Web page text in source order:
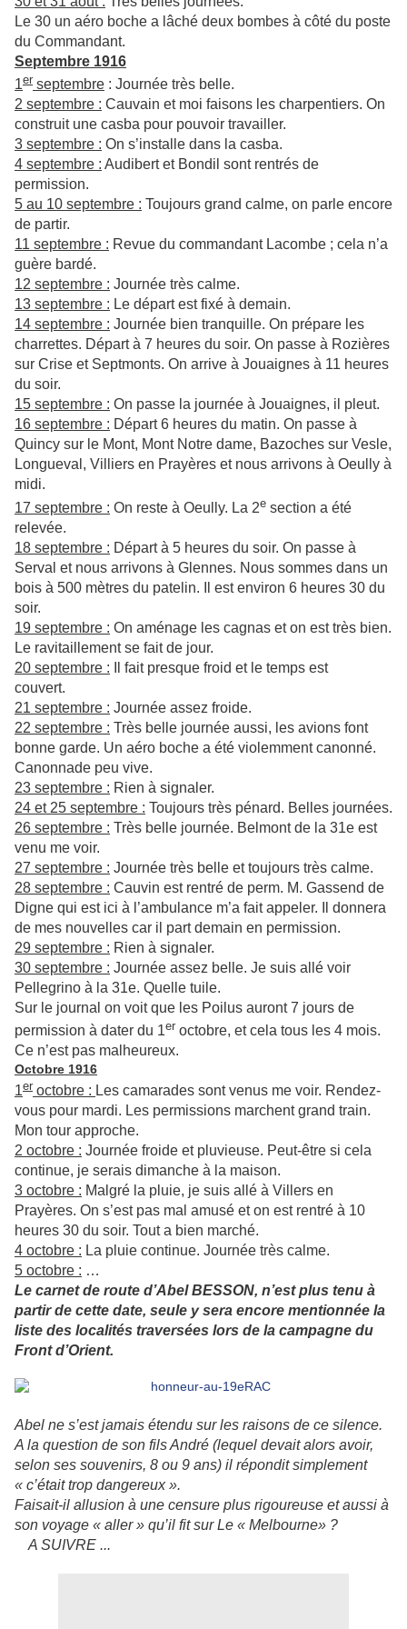
Le 30 un aéro boche a lâché deux bombes à côté du poste
du Commandant.
Septembre 1916
1er septembre : Journée très belle.
2 septembre : Cauvain et moi faisons les charpentiers. On
construit une casba pour pouvoir travailler.
3 septembre : On s’installe dans la casba.
4 septembre : Audibert et Bondil sont rentrés de
permission.
5 au 10 septembre : Toujours grand calme, on parle encore
de partir.
11 septembre : Revue du commandant Lacombe ; cela n’a
guère bardé.
12 septembre : Journée très calme.
13 septembre : Le départ est fixé à demain.
14 septembre : Journée bien tranquille. On prépare les
charrettes. Départ à 7 heures du soir. On passe à Rozières
sur Crise et Septmonts. On arrive à Jouaignes à 11 heures
du soir.
15 septembre : On passe la journée à Jouaignes, il pleut.
16 septembre : Départ 6 heures du matin. On passe à
Quincy sur le Mont, Mont Notre dame, Bazoches sur Vesle,
Longueval, Villiers en Prayères et nous arrivons à Oeully à
midi.
17 septembre : On reste à Oeully. La 2e section a été
relevée.
18 septembre : Départ à 5 heures du soir. On passe à
Serval et nous arrivons à Glennes. Nous sommes dans un
bois à 500 mètres du patelin. Il est environ 6 heures 30 du
soir.
19 septembre : On aménage les cagnas et on est très bien.
Le ravitaillement se fait de jour.
20 septembre : Il fait presque froid et le temps est
couvert.
21 septembre : Journée assez froide.
22 septembre : Très belle journée aussi, les avions font
bonne garde. Un aéro boche a été violemment canonné.
Canonnade peu vive.
23 septembre : Rien à signaler.
24 et 25 septembre : Toujours très pénard. Belles journées.
26 septembre : Très belle journée. Belmont de la 31e est
venu me voir.
27 septembre : Journée très belle et toujours très calme.
28 septembre : Cauvin est rentré de perm. M. Gassend de
Digne qui est ici à l’ambulance m’a fait appeler. Il donnera
de mes nouvelles car il part demain en permission.
29 septembre : Rien à signaler.
30 septembre : Journée assez belle. Je suis allé voir
Pellegrino à la 31e. Quelle tuile.
Sur le journal on voit que les Poilus auront 7 jours de
permission à dater du 1er octobre, et cela tous les 4 mois.
Ce n’est pas malheureux.
Octobre 1916
1er octobre : Les camarades sont venus me voir. Rendez-
vous pour mardi. Les permissions marchent grand train.
Mon tour approche.
2 octobre : Journée froide et pluvieuse. Peut-être si cela
continue, je serais dimanche à la maison.
3 octobre : Malgré la pluie, je suis allé à Villers en
Prayères. On s’est pas mal amusé et on est rentré à 10
heures 30 du soir. Tout a bien marché.
4 octobre : La pluie continue. Journée très calme.
5 octobre : …
Le carnet de route d’Abel BESSON, n’est plus tenu à
partir de cette date, seule y sera encore mentionnée la
liste des localités traversées lors de la campagne du
Front d’Orient.
Abel ne s’est jamais étendu sur les raisons de ce silence.
A la question de son fils André (lequel devait alors avoir,
selon ses souvenirs, 8 ou 9 ans) il répondit simplement
« c’était trop dangereux ».
Faisait-il allusion à une censure plus rigoureuse et aussi à
son voyage « aller » qu’il fit sur Le « Melbourne» ?
A SUIVRE ...